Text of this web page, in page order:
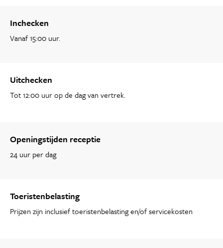
Inchecken
Vanaf 15:00 uur.
Uitchecken
Tot 12:00 uur op de dag van vertrek.
Openingstijden receptie
24 uur per dag
Toeristenbelasting
Prijzen zijn inclusief toeristenbelasting en/of servicekosten